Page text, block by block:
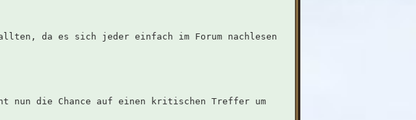
da es sich jeder einfach im Forum nachlesen
nun die Chance auf einen kritischen Treffer um